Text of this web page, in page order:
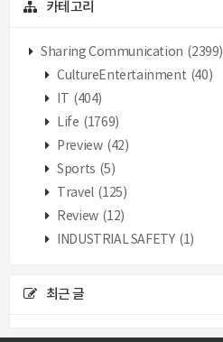
카테고리
Sharing Communication (2399)
CultureEntertainment (40)
(404)
Life (1769)
Preview (42)
Sports (5)
Travel (125)
Review (12)
INDUSTRIAL SAFETY (1)
최근 글